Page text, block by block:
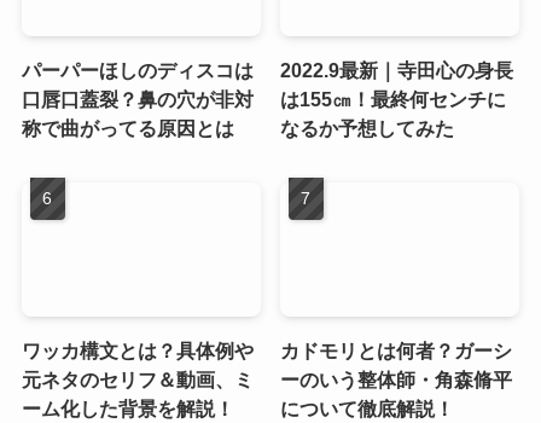
パーパーほしのディスコは
口唇口蓋裂？鼻の穴が非対
称で曲がってる原因とは
2022.9最新｜寺田心の身長
は155㎝！最終何センチに
なるか予想してみた
ワッカ構文とは？具体例や
元ネタのセリフ＆動画、ミ
ーム化した背景を解説！
カドモリとは何者？ガーシ
ーのいう整体師・角森脩平
について徹底解説！